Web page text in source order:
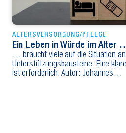
ALTERSVERSORGUNG/PFLEGE
Ein Leben in Würde im Alter
… braucht viele auf die Situation
Unterstützungsbausteine. Eine
ist erforderlich. Autor: Johannes…